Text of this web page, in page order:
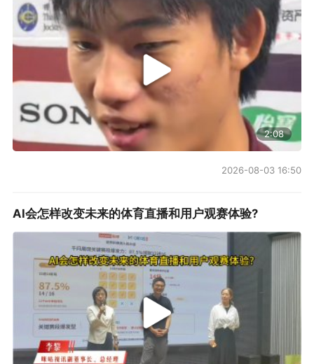
2:08
2026-08-03 16:50
AI会怎样改变未来的体育直播和用户观赛体验?